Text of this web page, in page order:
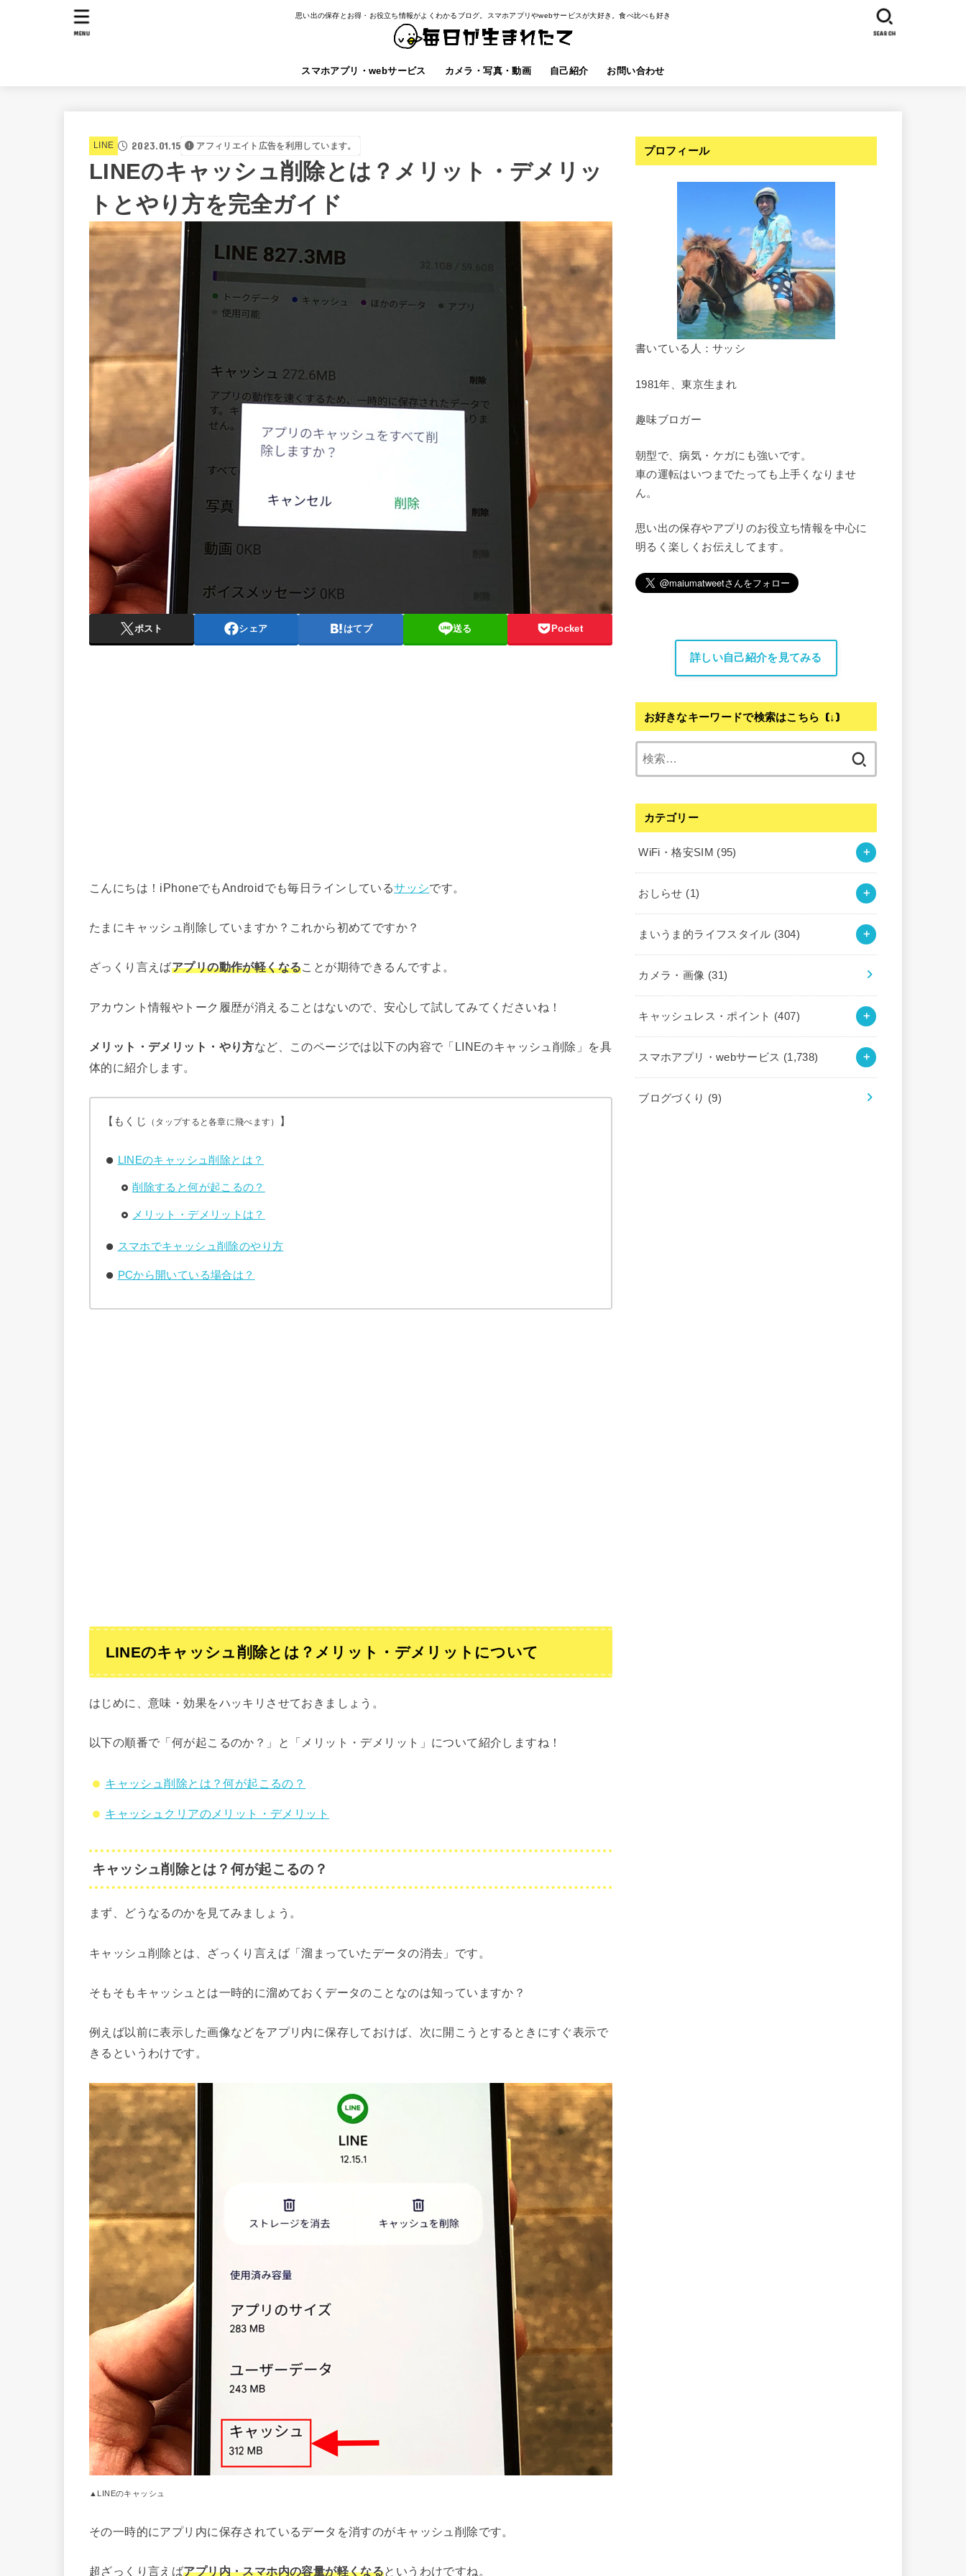
思い出の保存とお得・お役立ち情報がよくわかるブログ。スマホアプリやwebサービスが大好き。食べ比べも好き
スマホアプリ・webサービス カメラ・写真・動画 自己紹介 お問い合わせ
SEARCH
MENU
LINE 2023.01.15 アフィリエイト広告を利用しています。
LINEのキャッシュ削除とは？メリット・デメリッ
トとやり方を完全ガイド
ポスト シェア はてブ 送る Pocket
こんにちは！iPhoneでもAndroidでも毎日ラインしているサッシです。
たまにキャッシュ削除していますか？これから初めてですか？
ざっくり言えばアプリの動作が軽くなることが期待できるんですよ。
アカウント情報やトーク履歴が消えることはないので、安心して試してみてくださいね！
メリット・デメリット・やり方など、このページでは以下の内容で「LINEのキャッシュ削除」を具
体的に紹介します。
【もくじ （タップすると各章に飛べます） 】
LINEのキャッシュ削除とは？
削除すると何が起こるの？
メリット・デメリットは？
スマホでキャッシュ削除のやり方
PCから開いている場合は？
LINEのキャッシュ削除とは？メリット・デメリットについて
はじめに、意味・効果をハッキリさせておきましょう。
以下の順番で「何が起こるのか？」と「メリット・デメリット」について紹介しますね！
キャッシュ削除とは？何が起こるの？
キャッシュクリアのメリット・デメリット
キャッシュ削除とは？何が起こるの？
まず、どうなるのかを見てみましょう。
キャッシュ削除とは、ざっくり言えば「溜まっていたデータの消去」です。
そもそもキャッシュとは一時的に溜めておくデータのことなのは知っていますか？
例えば以前に表示した画像などをアプリ内に保存しておけば、次に開こうとするときにすぐ表示で
きるというわけです。
▲LINEのキャッシュ
その一時的にアプリ内に保存されているデータを消すのがキャッシュ削除です。
超ざっくり言えばアプリ内・スマホ内の容量が軽くなるというわけですね。
プロフィール
書いている人：サッシ
1981年、東京生まれ
趣味ブロガー
朝型で、病気・ケガにも強いです。
車の運転はいつまでたっても上手くなりませ
ん。
思い出の保存やアプリのお役立ち情報を中心に
明るく楽しくお伝えしてます。
詳しい自己紹介を見てみる
お好きなキーワードで検索はこちら (↓)
カテゴリー
WiFi・格安SIM (95)
おしらせ (1)
まいうま的ライフスタイル (304)
カメラ・画像 (31)
キャッシュレス・ポイント (407)
スマホアプリ・webサービス (1,738)
ブログづくり (9)